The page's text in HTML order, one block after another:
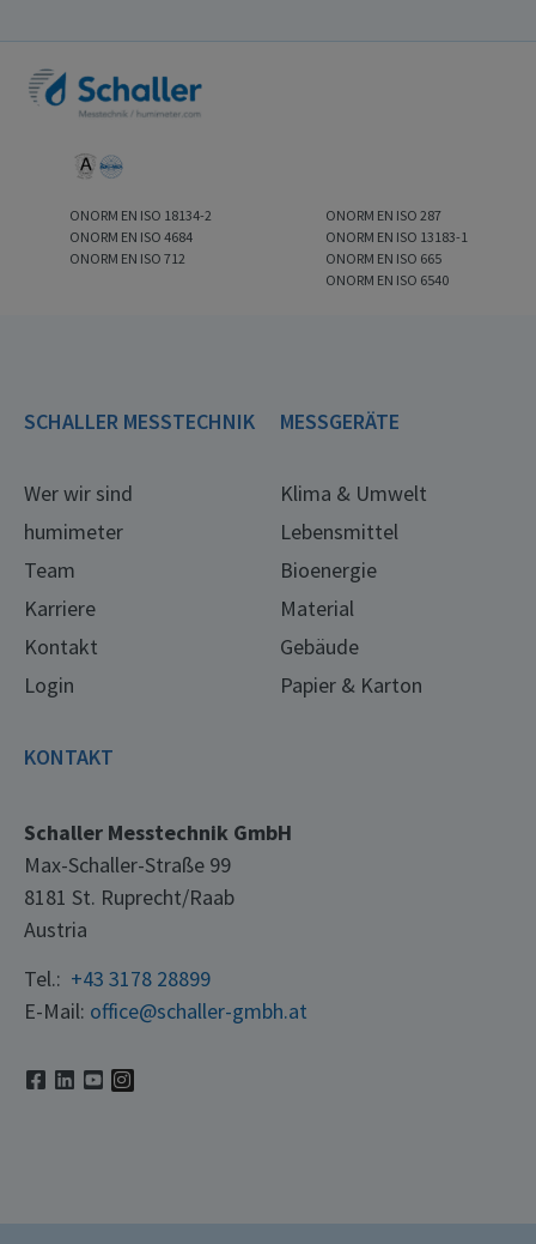
ONORM EN ISO 18134-2
ONORM EN ISO 4684
ONORM EN ISO 712
ONORM EN ISO 287
ONORM EN ISO 13183-1
ONORM EN ISO 665
ONORM EN ISO 6540
SCHALLER MESSTECHNIK
Wer wir sind
humimeter
Team
Karriere
Kontakt
Login
MESSGERÄTE
Klima & Umwelt
Lebensmittel
Bioenergie
Material
Gebäude
Papier & Karton
KONTAKT
Schaller Messtechnik GmbH
Max-Schaller-Straße 99
8181 St. Ruprecht/Raab
Austria
Tel.: +43 3178 28899
E-Mail: office@schaller-gmbh.at